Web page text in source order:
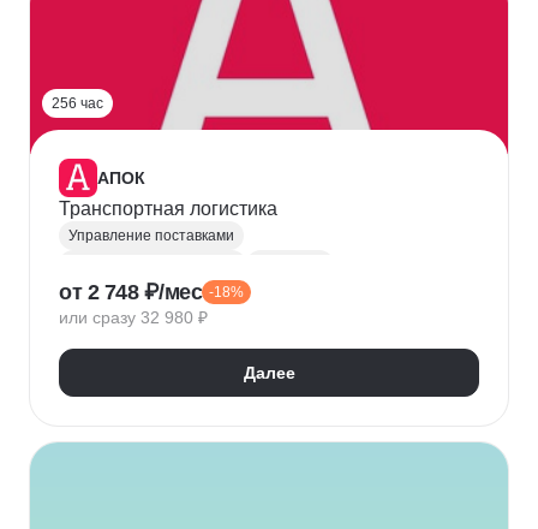
256 час
АПОК
Транспортная логистика
Управление поставками
ВЭД-логистика
от 2 748 ₽/мес -18%
или сразу 32 980 ₽
Далее